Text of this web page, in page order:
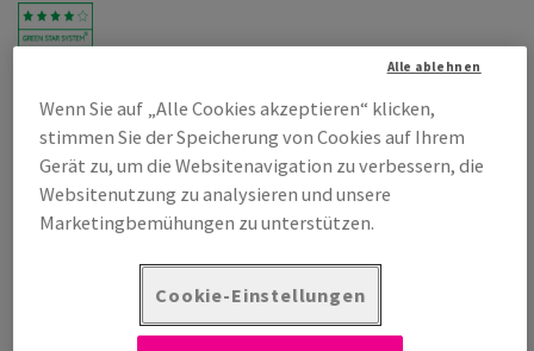
Novatech, Matt, beidseitig gestrichen, weiss, holzfrei ECF, 135g/m2,
440mm x 630mm, SB, Pal. zu 14500 Bogen ungeriest, abgesteckt zu
250 Bogen, FSC Mix Credit
Produktinformation
Produkt weiterempfehlen
76,78% Rabatt
Wenn Sie auf „Alle Cookies akzeptieren“ klicken,
stimmen Sie der Speicherung von Cookies auf Ihrem
Gerät zu, um die Websitenavigation zu verbessern, die
Websitenutzung zu analysieren und unsere
Marketingbemühungen zu unterstützen.
Cookie-Einstellungen
Alle ablehnen